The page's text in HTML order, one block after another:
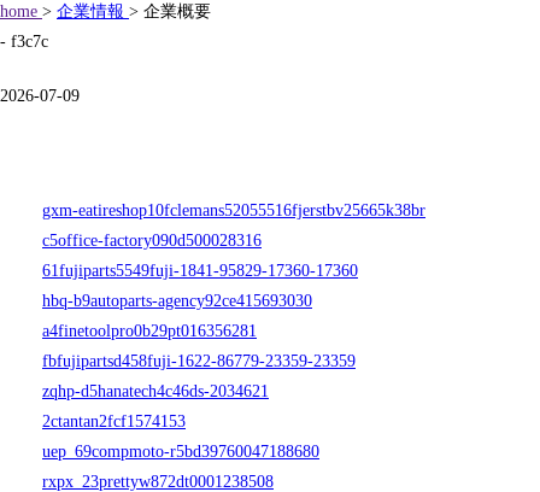
home > 企業情報 > 企業概要
- f3c7c
2026-07-09
gxm-eatireshop10fclemans52055516fjerstbv25665k38br
c5office-factory090d500028316
61fujiparts5549fuji-1841-95829-17360-17360
hbq-b9autoparts-agency92ce415693030
a4finetoolpro0b29pt016356281
fbfujipartsd458fuji-1622-86779-23359-23359
zqhp-d5hanatech4c46ds-2034621
2ctantan2fcf1574153
uep_69compmoto-r5bd39760047188680
rxpx_23prettyw872dt0001238508